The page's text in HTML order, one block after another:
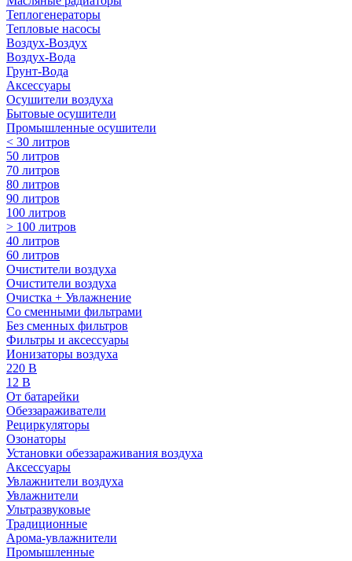
Теплогенераторы
Тепловые насосы
Воздух-Воздух
Воздух-Вода
Грунт-Вода
Аксессуары
Осушители воздуха
Бытовые осушители
Промышленные осушители
< 30 литров
50 литров
70 литров
80 литров
90 литров
100 литров
> 100 литров
40 литров
60 литров
Очистители воздуха
Очистители воздуха
Очистка + Увлажнение
Cо сменными фильтрами
Без сменных фильтров
Фильтры и аксессуары
Ионизаторы воздуха
220 В
12 В
От батарейки
Обеззараживатели
Рециркуляторы
Озонаторы
Установки обеззараживания воздуха
Аксессуары
Увлажнители воздуха
Увлажнители
Ультразвуковые
Традиционные
Арома-увлажнители
Промышленные